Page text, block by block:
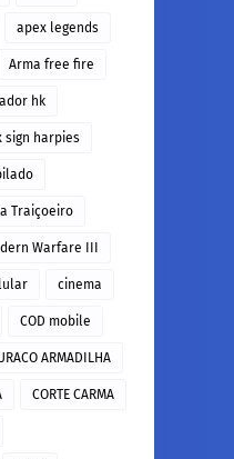
apex legends
Arma free fire
hk
sign harpies
Traiçoeiro
Warfare III
cinema
COD mobile
ARMADILHA
CORTE CARMA